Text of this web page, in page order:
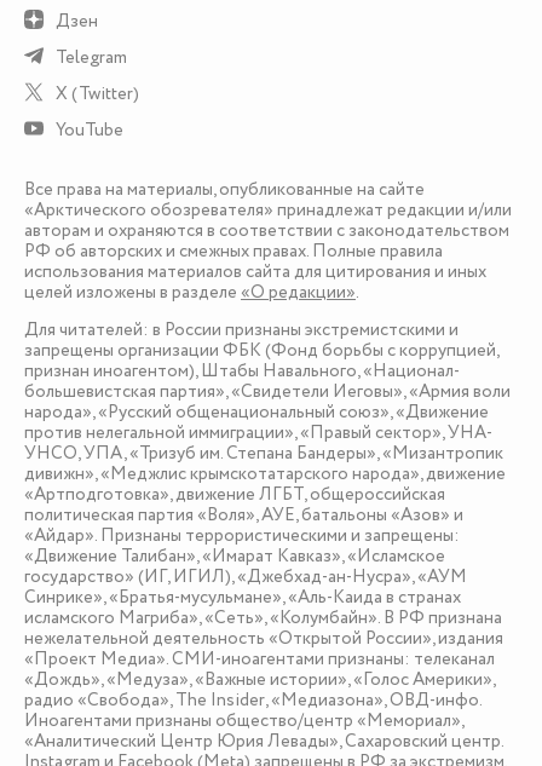
Дзен
Telegram
X (Twitter)
YouTube
Все права на материалы, опубликованные на сайте
«Арктического обозревателя» принадлежат редакции и/или
авторам и охраняются в соответствии с законодательством
РФ об авторских и смежных правах. Полные правила
использования материалов сайта для цитирования и иных
целей изложены в разделе «О редакции».
Для читателей: в России признаны экстремистскими и
запрещены организации ФБК (Фонд борьбы с коррупцией,
признан иноагентом), Штабы Навального, «Национал-
большевистская партия», «Свидетели Иеговы», «Армия воли
народа», «Русский общенациональный союз», «Движение
против нелегальной иммиграции», «Правый сектор», УНА-
УНСО, УПА, «Тризуб им. Степана Бандеры», «Мизантропик
дивижн», «Меджлис крымскотатарского народа», движение
«Артподготовка», движение ЛГБТ, общероссийская
политическая партия «Воля», АУЕ, батальоны «Азов» и
«Айдар». Признаны террористическими и запрещены:
«Движение Талибан», «Имарат Кавказ», «Исламское
государство» (ИГ, ИГИЛ), «Джебхад-ан-Нусра», «АУМ
Синрике», «Братья-мусульмане», «Аль-Каида в странах
исламского Магриба», «Сеть», «Колумбайн». В РФ признана
нежелательной деятельность «Открытой России», издания
«Проект Медиа». СМИ-иноагентами признаны: телеканал
«Дождь», «Медуза», «Важные истории», «Голос Америки»,
радио «Свобода», The Insider, «Медиазона», ОВД-инфо.
Иноагентами признаны общество/центр «Мемориал»,
«Аналитический Центр Юрия Левады», Сахаровский центр.